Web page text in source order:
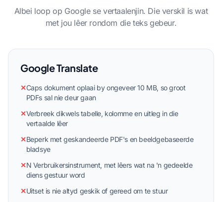
Albei loop op Google se vertaalenjin. Die verskil is wat
met jou lêer rondom die teks gebeur.
Google Translate
✕Caps dokument oplaai by ongeveer 10 MB, so groot
PDFs sal nie deur gaan
✕Verbreek dikwels tabelle, kolomme en uitleg in die
vertaalde lêer
✕Beperk met geskandeerde PDF's en beeldgebaseerde
bladsye
✕N Verbruikersinstrument, met lêers wat na 'n gedeelde
diens gestuur word
✕Uitset is nie altyd geskik of gereed om te stuur